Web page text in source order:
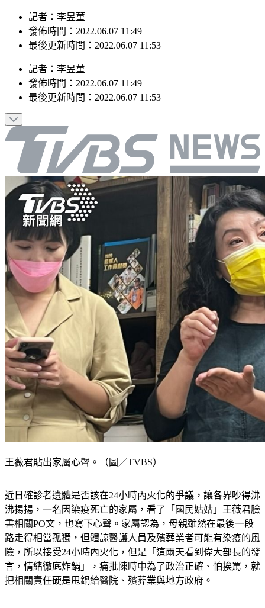
發佈時間：2022.06.07 11:49
最後更新時間：2022.06.07 11:53
發佈時間：2022.06.07 11:49
最後更新時間：2022.06.07 11:53
沸揚揚，一名因染疫死亡的家屬，看了「國民姑姑」王薇君臉
書相關PO文，也寫下心聲。家屬認為，母親雖然在最後一段
路走得相當孤獨，但體諒醫護人員及殯葬業者可能有染疫的風
險，所以接受24小時內火化，但是「這兩天看到偉大部長的發
言，情緒徹底炸鍋」，痛批陳時中為了政治正確、怕挨罵，就
把相關責任硬是甩鍋給醫院、殯葬業與地方政府。